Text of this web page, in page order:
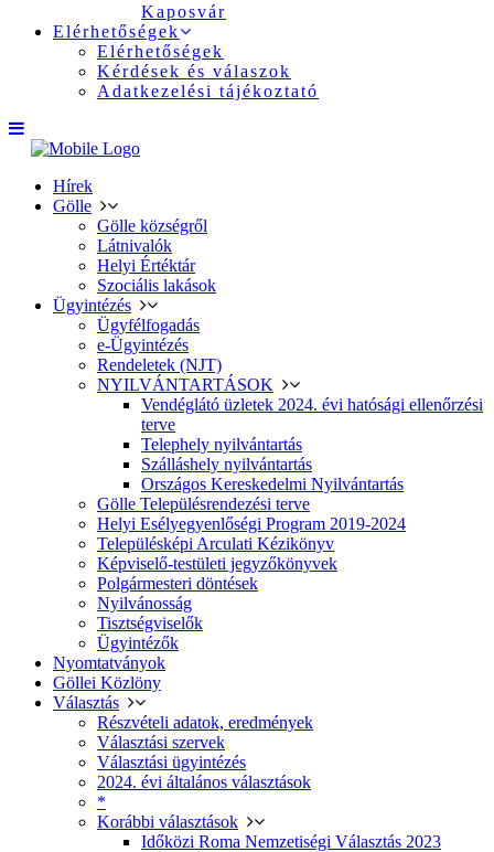
Kaposvár
Elérhetőségek
Elérhetőségek
Kérdések és válaszok
Adatkezelési tájékoztató
Hírek
Gölle
Gölle községről
Látnivalók
Helyi Értéktár
Szociális lakások
Ügyintézés
Ügyfélfogadás
e-Ügyintézés
Rendeletek (NJT)
NYILVÁNTARTÁSOK
Vendéglátó üzletek 2024. évi hatósági ellenőrzési
terve
Telephely nyilvántartás
Szálláshely nyilvántartás
Országos Kereskedelmi Nyilvántartás
Gölle Településrendezési terve
Helyi Esélyegyenlőségi Program 2019-2024
Településképi Arculati Kézikönyv
Képviselő-testületi jegyzőkönyvek
Polgármesteri döntések
Nyilvánosság
Tisztségviselők
Ügyintézők
Nyomtatványok
Göllei Közlöny
Választás
Részvételi adatok, eredmények
Választási szervek
Választási ügyintézés
2024. évi általános választások
*
Korábbi választások
Időközi Roma Nemzetiségi Választás 2023